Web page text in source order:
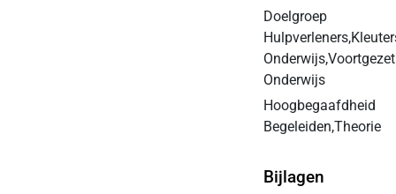
Doelgroep
Onderwijs,Voortgezet
Onderwijs
Hoogbegaafdheid
Begeleiden,Theorie
Bijlagen